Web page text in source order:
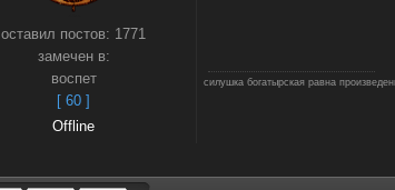
оставил постов: 1771
замечен в:
воспет
[ 60 ]
Offline
силушка богатырская равна